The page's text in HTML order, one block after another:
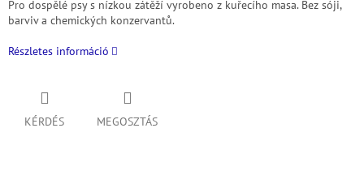
Pro dospělé psy s nízkou zátěží vyrobeno z kuřecího masa. Bez sóji,
barviv a chemických konzervantů.
Részletes információ
KÉRDÉS MEGOSZTÁS